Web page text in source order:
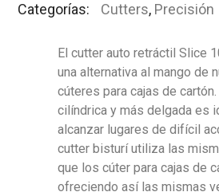
Categorías: Cutters, Precisión
El cutter auto retráctil Slice
una alternativa al mango de
cúteres para cajas de
cilíndrica y más delgada es
alcanzar lugares de difícil
cutter bisturí utiliza las
que los cúter para cajas de
ofreciendo así las mismas